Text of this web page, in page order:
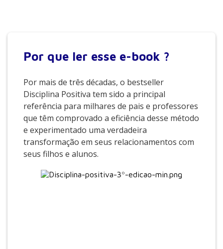
Por que ler esse e-book ?
Por mais de três décadas, o bestseller
Disciplina Positiva tem sido a principal
referência para milhares de pais e professores
que têm comprovado a eficiência desse método
e experimentado uma verdadeira
transformação em seus relacionamentos com
seus filhos e alunos.